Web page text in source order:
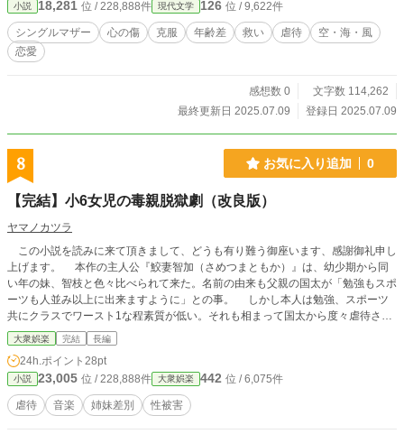
小説 18,281 位 / 228,888件 現代文学 126 位 / 9,622件
シングルマザー 心の傷 克服 年齢差 救い 虐待
空・海・風
恋愛
感想数 0
文字数 114,262
最終更新日 2025.07.09
登録日 2025.07.09
8 お気に入り追加 0
【完結】小6女児の毒親脱獄劇（改良版）
ヤマノカツラ
この小説を読みに来て頂きまして、どうも有り難う御座います、感謝御礼申し
上げます。 本作の主人公『鮫妻智加（さめつまともか）』は、幼少期から同
い年の妹、智枝と色々比べられて来た。名前の由来も父親の国太が「勉強もスポ
ーツも人並み以上に出来ますように」との事。 しかし本人は勉強、スポーツ
共にクラスでワースト1な程素質が低い。それも相まって国太から度々虐待され
る為、このフルネームを嫌っている。後苗字も語感が差別魔（さめつま≠さべつ
ま）とも聞こえるのも嫌いな理由の1つとの事。また智枝からいつも、何かに付
けていじめられている。こんな日々に終止符を打ちたいと想うものの、どうすれ
ば良いか解らず悩んでいた。 妹の智枝が学芸会でオリジナル曲をバンドで歌
いたくて作曲者を探してた時に桂の募集を知り、自分が合格する為に引き立て役
として地味な格好をさせられ、無理矢理連れて来られた。 当日オーディショ
大衆娯楽 完結 長編
24h.ポイント 28pt
小説 23,005 位 / 228,888件 大衆娯楽 442 位 / 6,075件
虐待 音楽 姉妹差別 性被害